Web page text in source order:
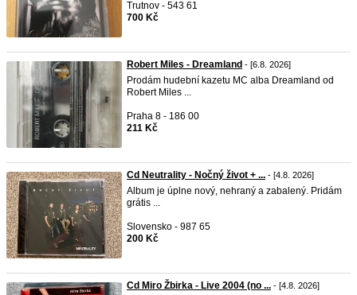
Trutnov - 543 61
700 Kč
Robert Miles - Dreamland - [6.8. 2026]
Prodám hudební kazetu MC alba Dreamland od
Robert Miles ...
Praha 8 - 186 00
211 Kč
Cd Neutrality - Nočný život + ... - [4.8. 2026]
Album je úplne nový, nehraný a zabalený. Pridám
grátis ...
Slovensko - 987 65
200 Kč
Cd Miro Žbirka - Live 2004 (no ... - [4.8. 2026]